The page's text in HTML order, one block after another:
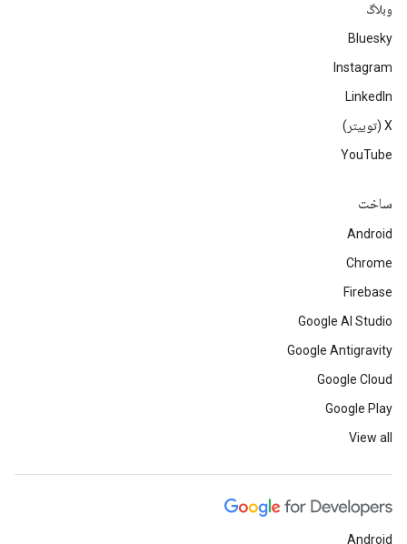
وبلاگ
Bluesky
Instagram
LinkedIn
‫X (توییتر)
YouTube
ساخت
Android
Chrome
Firebase
Google AI Studio
Google Antigravity
Google Cloud
Google Play
View all
Android